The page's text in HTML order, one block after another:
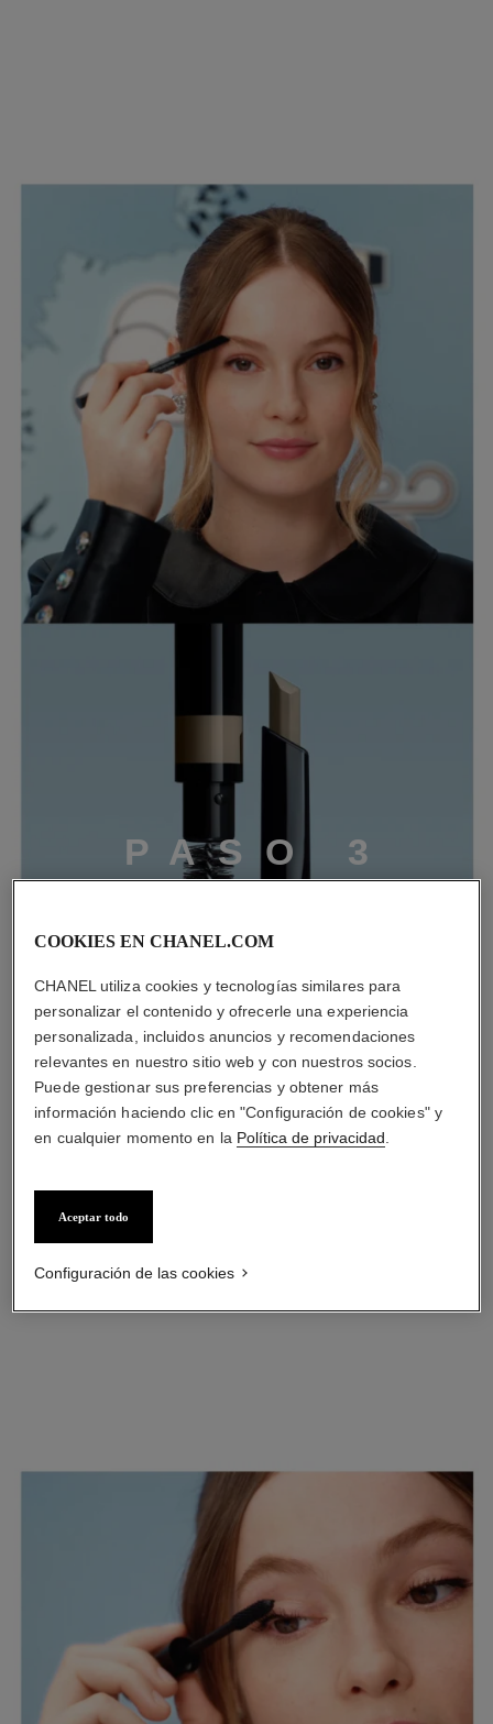
P AS O 3
PASO 3
Para las lloviznas, modele las cejas con STYLO SOURCILS
con el resto. Rellene y difumine con el lápiz y el cepillo para
COOKIES EN CHANEL.COM
CHANEL utiliza cookies y tecnologías similares para
personalizar el contenido y ofrecerle una experiencia
personalizada, incluidos anuncios y recomendaciones
relevantes en nuestro sitio web y con nuestros socios.
Puede gestionar sus preferencias y obtener más
información haciendo clic en "Configuración de cookies" y
en cualquier momento en la Política de privacidad
Aceptar todo
Configuración de las cookies